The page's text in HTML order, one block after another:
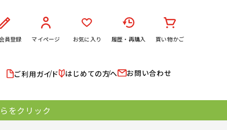
員登録 マイページ お気に入り 履歴・再購入 買い物かご
ご利用ガイド はじめての方へ お問い合わせ
をクリック